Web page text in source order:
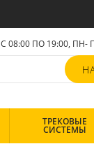
С 08:00 ПО 19:00, ПН-
ТРЕКОВЫЕ
СИСТЕМЫ